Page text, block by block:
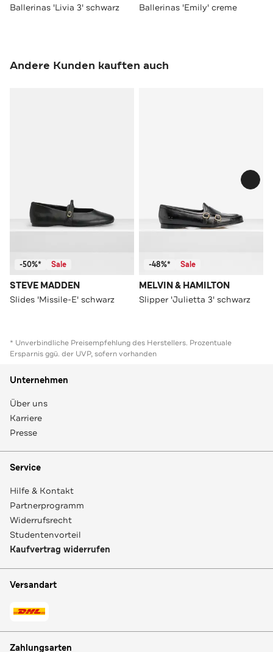
Ballerinas 'Livia 3' schwarz Ballerinas 'Emily' creme
Andere Kunden kauften auch
-50%* Sale
STEVE MADDEN
Slides 'Missile-E' schwarz
-48%* Sale
MELVIN & HAMILTON
Slipper 'Julietta 3' schwarz
* Unverbindliche Preisempfehlung des Herstellers. Prozentuale
Ersparnis ggü. der UVP, sofern vorhanden
Unternehmen
Über uns
Karriere
Presse
Service
Hilfe & Kontakt
Partnerprogramm
Widerrufsrecht
Studentenvorteil
Kaufvertrag widerrufen
Versandart
Zahlungsarten